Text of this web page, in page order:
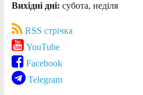
Вихідні дні: субота, неділя
RSS стрічка
YouTube
Facebook
Telegram